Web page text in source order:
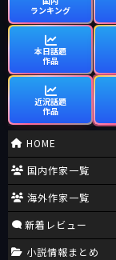
ランキング
本日話題
作品
近況話題
作品
HOME
国内作家一覧
海外作家一覧
新着レビュー
小説情報まとめ